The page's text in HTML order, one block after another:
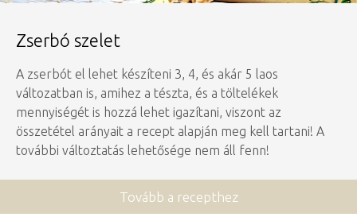
Zserbó szelet
A zserbót el lehet készíteni 3, 4, és akár 5 laos
változatban is, amihez a tészta, és a töltelékek
mennyiségét is hozzá lehet igazítani, viszont az
összetétel arányait a recept alapján meg kell tartani! A
további változtatás lehetősége nem áll fenn!
Tovább a recepthez